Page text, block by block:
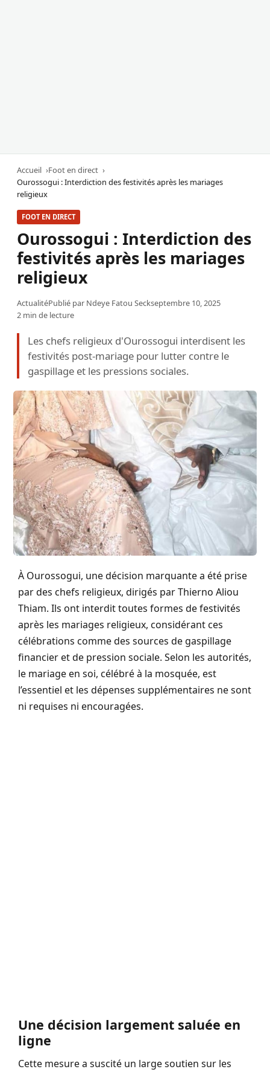
Accueil
Foot en direct
Ourossogui : Interdiction des festivités après les mariages
religieux
FOOT EN DIRECT
Ourossogui : Interdiction des
festivités après les mariages
religieux
ActualitéPublié par Ndeye Fatou Seckseptembre 10, 2025
2 min de lecture
Les chefs religieux d'Ourossogui interdisent les
festivités post-mariage pour lutter contre le
gaspillage et les pressions sociales.
À Ourossogui, une décision marquante a été prise
par des chefs religieux, dirigés par Thierno Aliou
Thiam. Ils ont interdit toutes formes de festivités
après les mariages religieux, considérant ces
célébrations comme des sources de gaspillage
financier et de pression sociale. Selon les autorités,
le mariage en soi, célébré à la mosquée, est
l’essentiel et les dépenses supplémentaires ne sont
ni requises ni encouragées.
Une décision largement saluée en
ligne
Cette mesure a suscité un large soutien sur les